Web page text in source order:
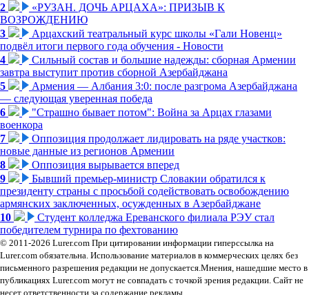
2
«РУЗАН. ДОЧЬ АРЦАХА»: ПРИЗЫВ К
ВОЗРОЖДЕНИЮ
3
Арцахский театральный курс школы «Гали Новенц»
подвёл итоги первого года обучения - Новости
4
Сильный состав и большие надежды: сборная Армении
завтра выступит против сборной Азербайджана
5
Армения — Албания 3:0: после разгрома Азербайджана
— следующая уверенная победа
6
"Страшно бывает потом": Война за Арцах глазами
военкора
7
Оппозиция продолжает лидировать на ряде участков:
новые данные из регионов Армении
8
Оппозиция вырывается вперед
9
Бывший премьер-министр Словакии обратился к
президенту страны с просьбой содействовать освобождению
армянских заключенных, осужденных в Азербайджане
10
Студент колледжа Ереванского филиала РЭУ стал
победителем турнира по фехтованию
© 2011-2026 Lurer.com При цитировании информации гиперссылка на
Lurer.com обязательна. Использование материалов в коммерческих целях без
письменного разрешения редакции не допускается.Мнения, нашедшие место в
публикациях Lurer.com могут не совпадать с точкой зрения редакции. Сайт не
несет ответственности за содержание рекламы.